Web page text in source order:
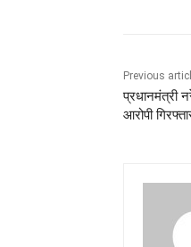
Previous
प्रधानमंत्री
आरोपी